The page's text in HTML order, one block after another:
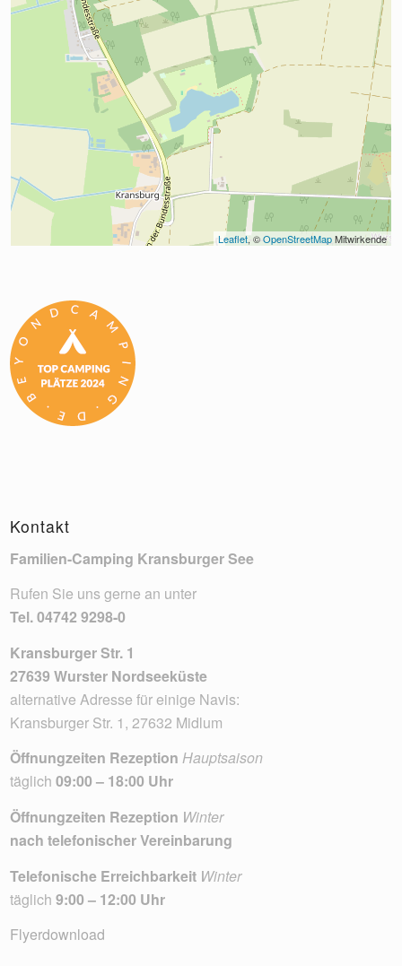
Leaflet, © OpenStreetMap Mitwirkende
Kontakt
Familien-Camping Kransburger See
Rufen Sie uns gerne an unter
Tel.04742 9298-0
Kransburger Str. 1
27639 Wurster Nordseeküste
alternative Adresse für einige Navis:
Kransburger Str. 1, 27632 Midlum
Öffnungzeiten RezeptionHauptsaison
täglich 09:00 – 18:00 Uhr
Öffnungzeiten Rezeption Winter
nach telefonischer Vereinbarung
Telefonische Erreichbarkeit Winter
täglich 9:00 – 12:00 Uhr
Flyerdownload